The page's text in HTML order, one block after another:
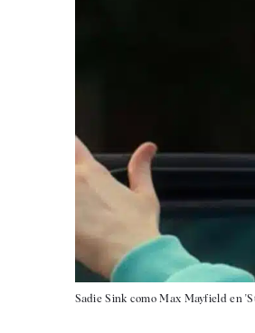
Sadie Sink como Max Mayfield en